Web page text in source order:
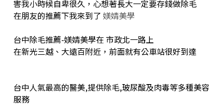
害我小時候自卑很久，心想著長大一定要存錢做除毛
在朋友的推薦下我來到了 媄婧美學
台中除毛推薦-媄婧美學在 市政北一路上
在新光三越、大遠百附近，前面就有公車站很好到達
台中人氣最高的醫美,提供除毛,玻尿酸及肉毒等多種美容
服務